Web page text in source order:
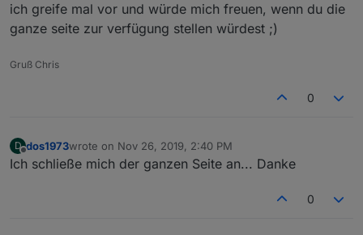
ich greife mal vor und würde mich freuen, wenn du die
ganze seite zur verfügung stellen würdest ;)
Gruß Chris
0
D
Offline
dos1973wrote on Nov 26, 2019, 2:40 PM
last edited by
Ich schließe mich der ganzen Seite an... Danke
0